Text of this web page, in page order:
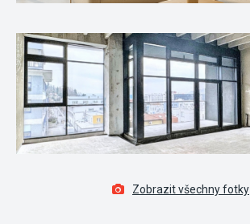
Zobrazit všechny fotky